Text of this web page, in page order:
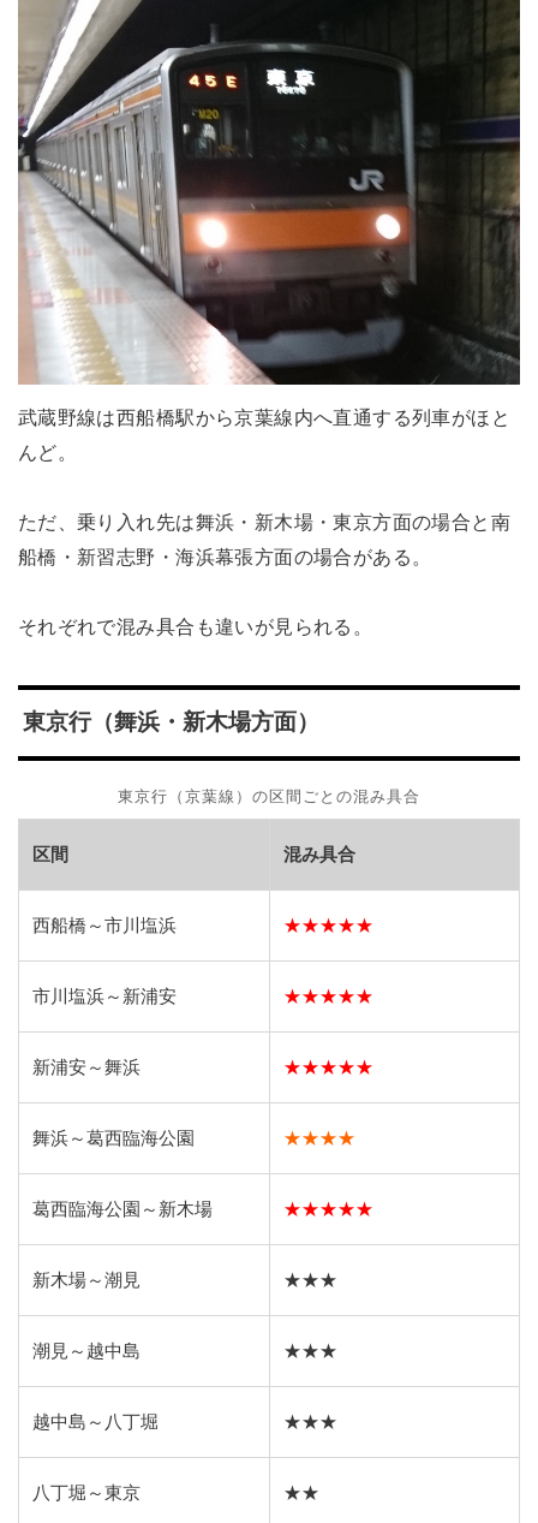
武蔵野線は西船橋駅から京葉線内へ直通する列車がほと
んど。
ただ、乗り入れ先は舞浜・新木場・東京方面の場合と南
船橋・新習志野・海浜幕張方面の場合がある。
それぞれで混み具合も違いが見られる。
東京行（舞浜・新木場方面）
東京行（京葉線）の区間ごとの混み具合
区間 混み具合
西船橋～市川塩浜 ★★★★★
市川塩浜～新浦安 ★★★★★
新浦安～舞浜 ★★★★★
舞浜～葛西臨海公園 ★★★★
葛西臨海公園～新木場 ★★★★★
新木場～潮見 ★★★
潮見～越中島 ★★★
越中島～八丁堀 ★★★
八丁堀～東京 ★★